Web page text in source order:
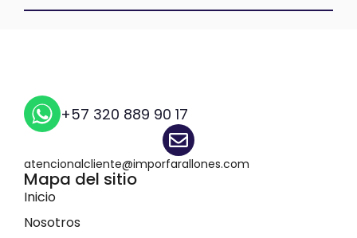
+57 320 889 90 17
atencionalcliente@imporfarallones.com
Mapa del sitio
Inicio
Nosotros